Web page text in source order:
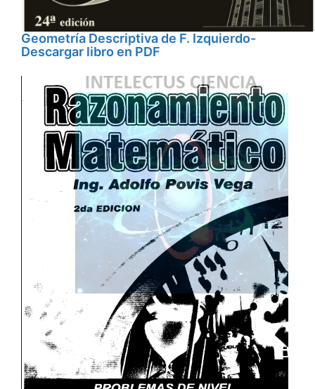
Geometría Descriptiva de F. Izquierdo-
Descargar libro en PDF